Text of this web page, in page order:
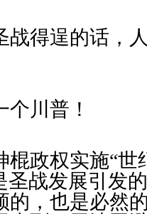
战得逞的话，
川普！
政权实施“世
圣战发展引发
的，也是必然